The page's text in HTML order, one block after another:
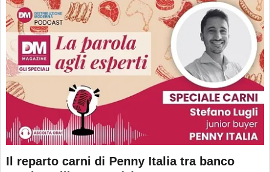
Il reparto carni di Penny Italia tra banco